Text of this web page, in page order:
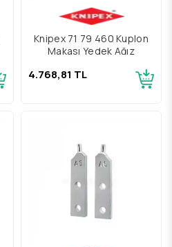
Knipex 71 79 460 Kuplon
Makası Yedek Ağız
4.768,81 TL